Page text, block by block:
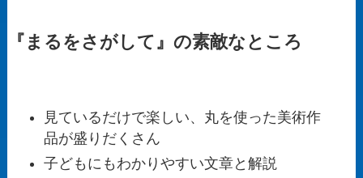
『まるをさがして』の素敵なところ
見ているだけで楽しい、丸を使った美術作
品が盛りだくさん
子どもにもわかりやすい文章と解説